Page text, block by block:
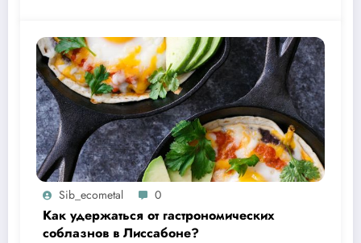
Sib_ecometal 0
Как удержаться от гастрономических
соблазнов в Лиссабоне?